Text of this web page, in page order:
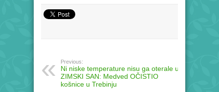
Previous:
Ni niske temperature nisu ga oterale u
ZIMSKI SAN: Medved OČISTIO
košnice u Trebinju